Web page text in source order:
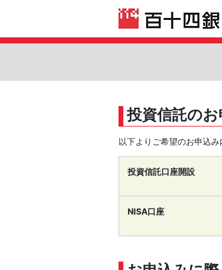
投資信託の
以下よりご希望のお申込み
投資信託口座開設
NISA口座